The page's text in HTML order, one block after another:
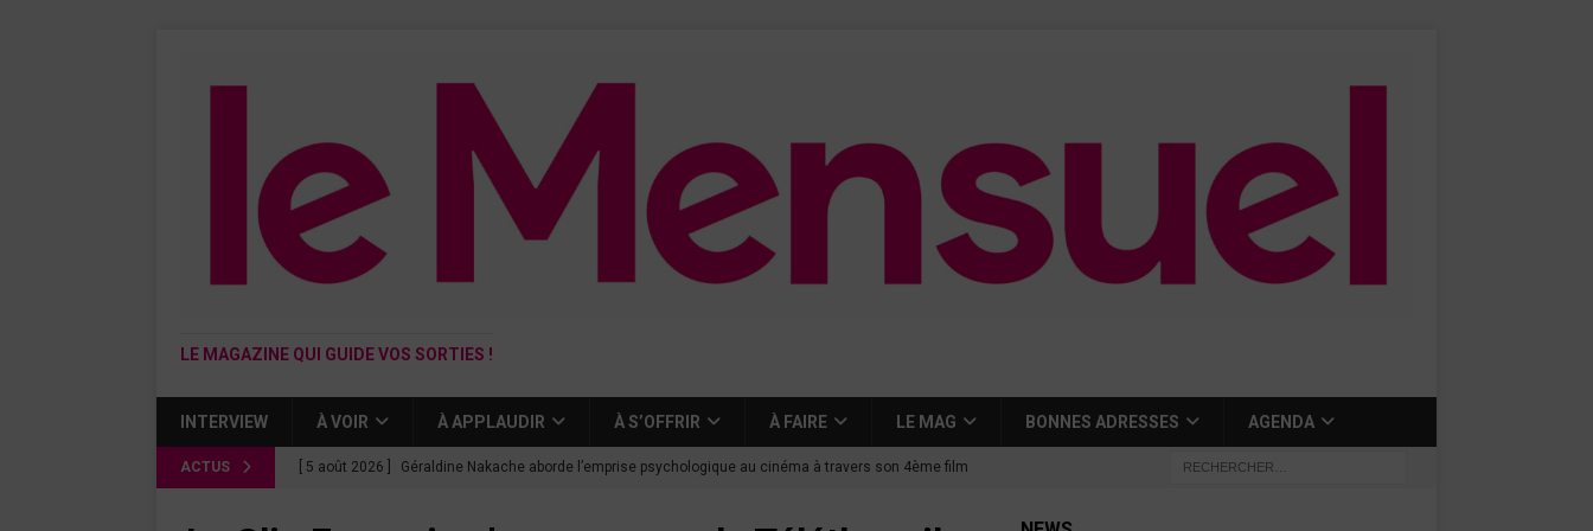
LE MAGAZINE QUI GUIDE VOS SORTIES !
INTERVIEW À VOIR À APPLAUDIR À S’OFFRIR À FAIRE LE MAG BONNES ADRESSES AGENDA
ACTUS [ 5 août 2026 ] Géraldine Nakache aborde l’emprise psychologique au cinéma à travers son 4ème film